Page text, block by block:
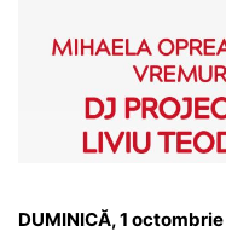
DUMINICĂ, 1